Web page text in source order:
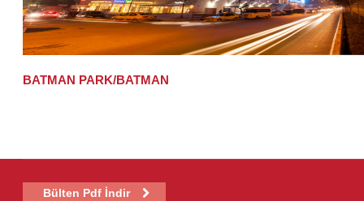
BATMAN PARK/BATMAN
Bülten Pdf İndir